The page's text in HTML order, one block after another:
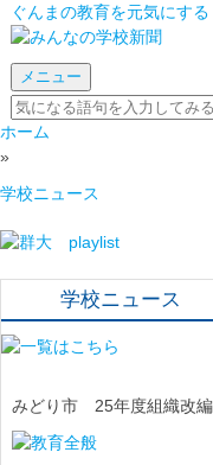
ぐんまの教育を元気にす
メニュー
ホーム
»
学校ニュース
学校ニュース
みどり市 25年度組織改